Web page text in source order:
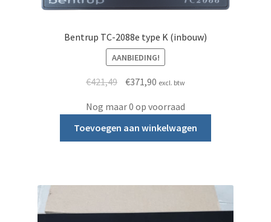
Bentrup TC-2088e type K (inbouw)
AANBIEDING!
€421,49 Oorspronkelijke prijs was: €421,49.
€371,90Huidige prijs is: €371,90.
excl. btw
Nog maar 0 op voorraad
Toevoegen aan winkelwagen